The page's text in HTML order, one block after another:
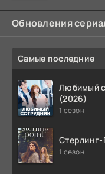
Обновления
Самые последние
Любимый
(2026)
1 сезон
1 сезон